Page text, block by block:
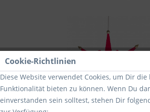
Cookie-Richtlinien
Diese Website verwendet Cookies, um Dir
Funktionalität bieten zu können. Wenn Du
einverstanden sein solltest, stehen Dir